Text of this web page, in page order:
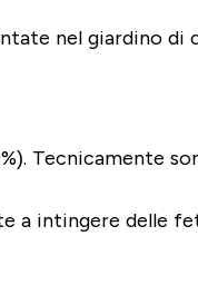
nel giardino
Tecnicamente
intingere delle